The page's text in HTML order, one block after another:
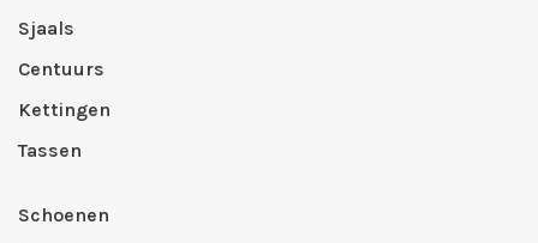
Sjaals
Centuurs
Kettingen
Tassen
Schoenen